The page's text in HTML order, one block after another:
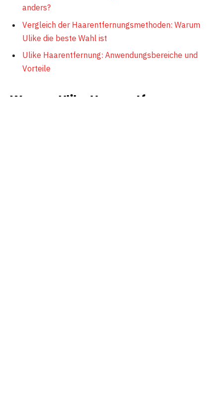
anders?
Vergleich der Haarentfernungsmethoden: Warum
Ulike die beste Wahl ist
Ulike Haarentfernung: Anwendungsbereiche und
Vorteile
Warum Ulike Haarentfernung